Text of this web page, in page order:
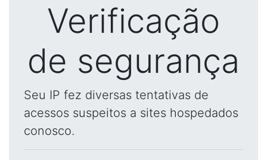
Verificação
de segurança
Seu IP fez diversas tentativas de
acessos suspeitos a sites hospedados
conosco.